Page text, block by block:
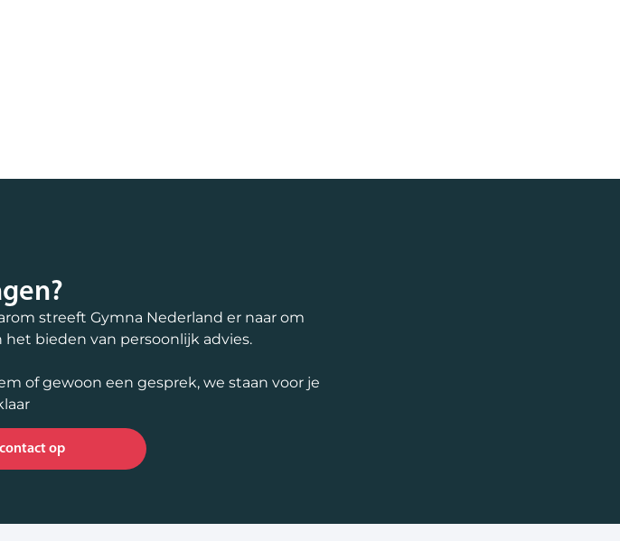
streeft Gymna Nederland er naar om
bieden van persoonlijk advies.
of gewoon een gesprek, we staan voor je
op